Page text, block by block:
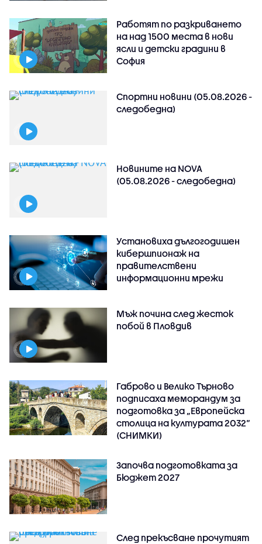
Работят по разкриването
на над 1500 места в нови
ясли и детски градини в
София
Спортни новини (05.08.2026 -
следобедна)
Новините на NOVA
(05.08.2026 - следобедна)
Установиха дългогодишен
кибершпионаж на
правителствени
информационни мрежи
Мъж почина след жесток
побой в Пловдив
Габрово и Велико Търново
подписаха меморандум за
подготовка за „Европейска
столица на културата 2032“
(СНИМКИ)
Започва подготовката за
Бюджет 2027
След прекъсване прочутият